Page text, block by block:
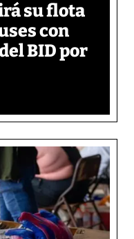
su flota
con
BID por